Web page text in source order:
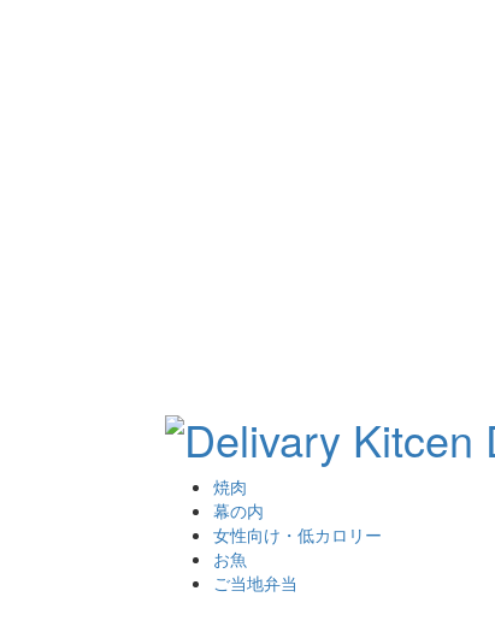
焼肉
幕の内
女性向け・低カロリー
お魚
ご当地弁当